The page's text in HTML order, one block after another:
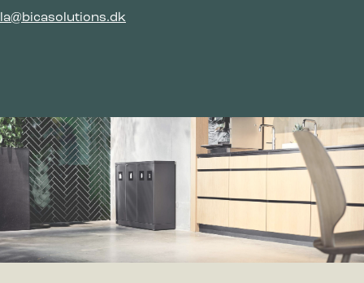
Bica Modell 973 Avfallssortering 3×65
liter Fotpedal/öppna inkast
exkl. moms
la@bicasolutions.dk